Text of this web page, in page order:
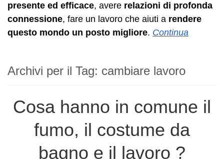
presente ed efficace, avere relazioni di profonda
connessione, fare un lavoro che aiuti a rendere
questo mondo un posto migliore. Continua
Archivi per il Tag: cambiare lavoro
Cosa hanno in comune il
fumo, il costume da
bagno e il lavoro ?